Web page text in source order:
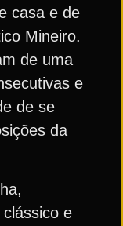
casa e de
Mineiro.
de uma
e
de se
da
e